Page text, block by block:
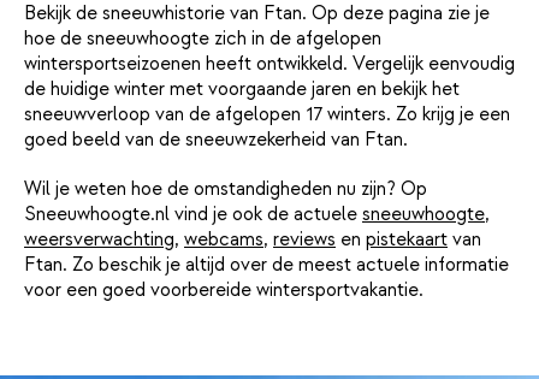
Bekijk de sneeuwhistorie van Ftan. Op deze pagina zie je
hoe de sneeuwhoogte zich in de afgelopen
wintersportseizoenen heeft ontwikkeld. Vergelijk eenvoudig
de huidige winter met voorgaande jaren en bekijk het
sneeuwverloop van de afgelopen 17 winters. Zo krijg je een
goed beeld van de sneeuwzekerheid van Ftan.
Wil je weten hoe de omstandigheden nu zijn? Op
Sneeuwhoogte.nl vind je ook de actuele sneeuwhoogte,
weersverwachting, webcams, reviews en pistekaart van
Ftan. Zo beschik je altijd over de meest actuele informatie
voor een goed voorbereide wintersportvakantie.